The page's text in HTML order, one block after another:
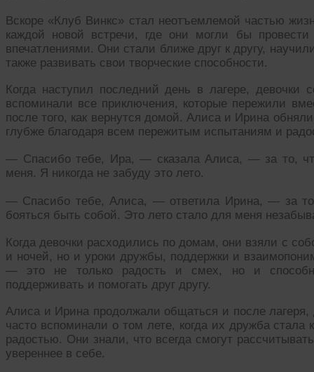
Вскоре «Клуб Винкс» стал неотъемлемой частью
каждой новой встречи, где они могли бы
впечатлениями. Они стали ближе друг к другу,
также развивать свои творческие способности.
Когда наступил последний день в лагере, девочки
вспоминали все приключения, которые пережили
после того, как вернутся домой. Алиса и Ирина
глубже благодаря всем пережитым испытаниям и
— Спасибо тебе, Ира, — сказала Алиса, — за то,
меня. Я никогда не забуду это лето.
— Спасибо тебе, Алиса, — ответила Ирина, — за
бояться быть собой. Это лето стало для меня
Когда девочки расходились по домам, они взяли с
и ночей, но и уроки дружбы, поддержки и
— это не только радость и смех, но и
поддерживать и помогать друг другу.
Алиса и Ирина продолжали общаться и после
часто вспоминали о том лете, когда их дружба
радостью. Они знали, что всегда смогут
увереннее в себе.